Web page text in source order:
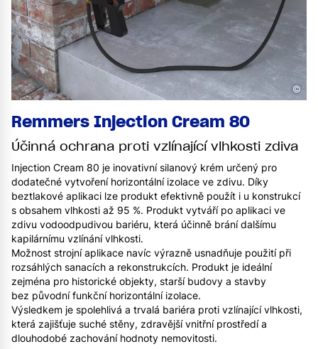
Remmers Injection Cream 80
Účinná ochrana proti vzlínající vlhkosti zdiva
Injection Cream 80 je inovativní silanový krém určený pro
dodatečné vytvoření horizontální izolace ve zdivu. Díky
beztlakové aplikaci lze produkt efektivně použít i u konstrukcí
s obsahem vlhkosti až 95 %. Produkt vytváří po aplikaci ve
zdivu vodoodpudivou bariéru, která účinně brání dalšímu
kapilárnímu vzlínání vlhkosti.
Možnost strojní aplikace navíc výrazně usnadňuje použití při
rozsáhlých sanacích a rekonstrukcích. Produkt je ideální
zejména pro historické objekty, starší budovy a stavby
bez původní funkční horizontální izolace.
Výsledkem je spolehlivá a trvalá bariéra proti vzlínající vlhkosti,
která zajišťuje suché stěny, zdravější vnitřní prostředí a
dlouhodobé zachování hodnoty nemovitosti.
©